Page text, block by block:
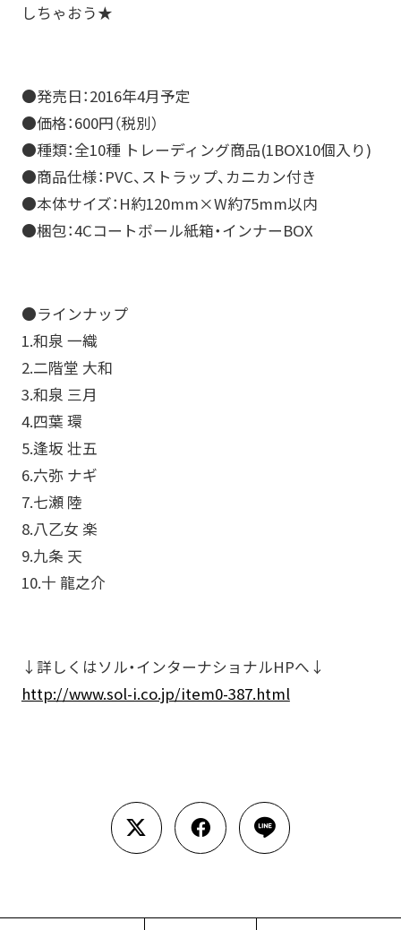
しちゃおう★
●発売日：2016年4月予定
●価格：600円（税別）
●種類：全10種 トレーディング商品(1BOX10個入り)
●商品仕様：PVC、ストラップ、カニカン付き
●本体サイズ：H約120mm×W約75mm以内
●梱包：4Cコートボール紙箱・インナーBOX
●ラインナップ
1.和泉 一織
2.二階堂 大和
3.和泉 三月
4.四葉 環
5.逢坂 壮五
6.六弥 ナギ
7.七瀬 陸
8.八乙女 楽
9.九条 天
10.十 龍之介
↓詳しくはソル・インターナショナルHPへ↓
http://www.sol-i.co.jp/item0-387.html